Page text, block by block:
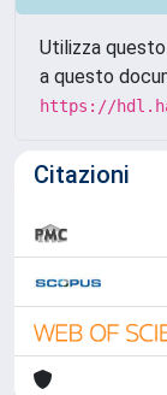
Utilizza
a questo
https://
Citazioni